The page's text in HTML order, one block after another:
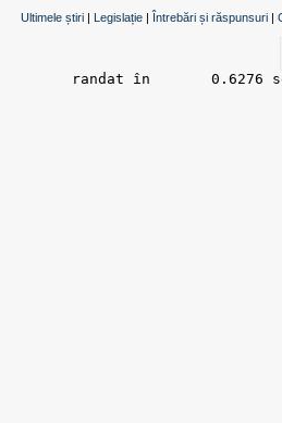
Ultimele știri | Legislație | Întrebări și răspunsuri |
randat în